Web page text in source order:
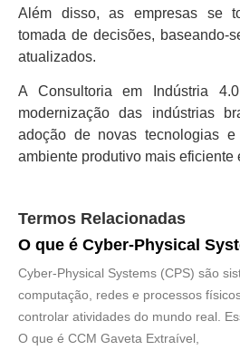
Além disso, as empresas se
tomada de decisões, baseando-
atualizados.
A Consultoria em Indústria
modernização das indústrias
adoção de novas tecnologias
ambiente produtivo mais eficiente
Termos Relacionadas
O que é Cyber-Physical
Cyber-Physical Systems (CPS) são
computação, redes e processos
controlar atividades do mundo real.
O que é CCM Gaveta Extraível,